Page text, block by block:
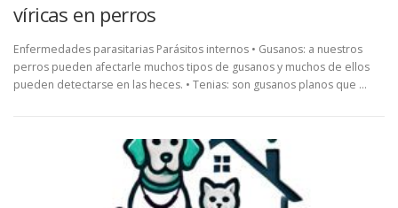
víricas en perros
Enfermedades parasitarias Parásitos internos • Gusanos: a nuestros
perros pueden afectarle muchos tipos de gusanos y muchos de ellos
pueden detectarse en las heces. • Tenias: son gusanos planos que …